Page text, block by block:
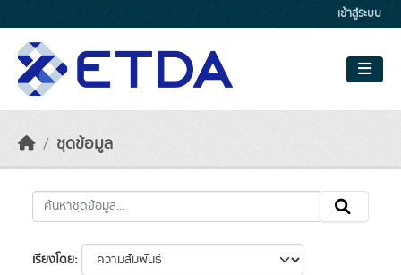
เข้าสู่ระบบ
ชุดข้อมูล
เรียงโดย